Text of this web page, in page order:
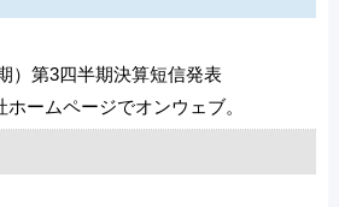
）第3四半期決算短信発表
ームページでオンウェブ。